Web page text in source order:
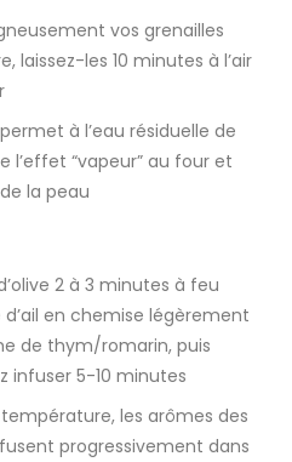
vos grenailles
laissez-les 10 minutes à l’air
à l’eau résiduelle de
l’effet “vapeur” au four et
la peau
2 à 3 minutes à feu
en chemise légèrement
de thym/romarin, puis
infuser 5-10 minutes
les arômes des
progressivement dans